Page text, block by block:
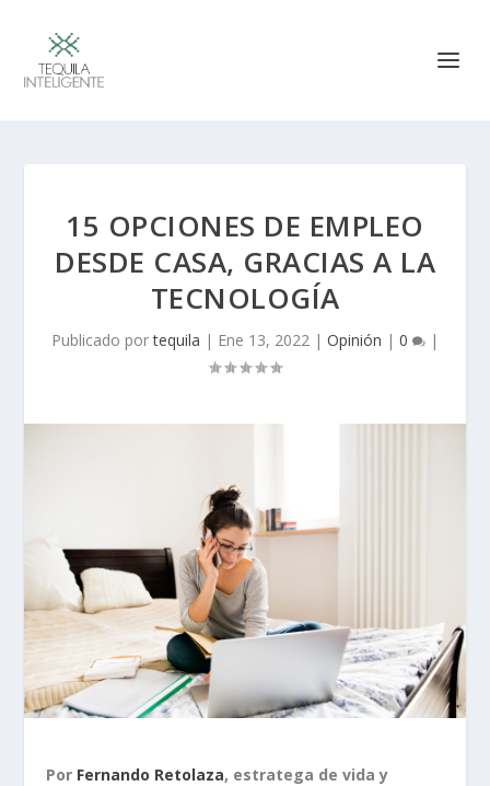
15 OPCIONES DE EMPLEO
DESDE CASA, GRACIAS A LA
TECNOLOGÍA
Publicado portequila | Ene 13, 2022 | Opinión | 0 |
Por Fernando Retolaza, estratega de vida y